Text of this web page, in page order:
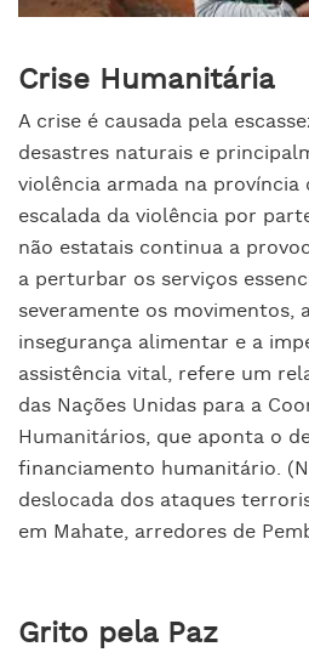
Crise Humanitária
A crise é causada pela
desastres naturais e
violência armada na província
escalada da violência por
não estatais continua a
a perturbar os serviços
severamente os movimentos,
insegurança alimentar e a
assistência vital, refere um
das Nações Unidas para a
Humanitários, que aponta o
financiamento humanitário.
deslocada dos ataques
em Mahate, arredores de
Grito pela Paz